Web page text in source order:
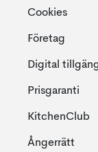
Cookies
Företag
Digital
Prisgaranti
KitchenClub
Ångerrätt